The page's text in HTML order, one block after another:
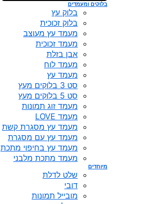
בלוקים ומעמדים
בלוק עץ
בלוק זכוכית
מעמד עץ מעוצב
מעמד זכוכית
אבן בזלת
מעמד לוח
מעמד עץ
סט 3 בלוקים מעץ
סט 5 בלוקים מעץ
מעמד זוג תמונות
מעמד LOVE
מעמד עץ מסגרת קשת
מעמד עץ עם מסגרת
מעמד עץ בחיפוי מתכת
מעמד מתכת מלבני
מיוחדים
שלט לדלת
דובי
מובייל תמונות